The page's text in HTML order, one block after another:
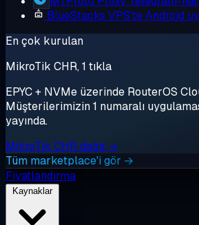
BlueStacks VPS'te Android
En çok kurulan
MikroTik CHR, 1 tıkla
EPYC + NVMe üzerinde RouterOS
Müşterilerimizin 1 numaralı
yayında.
MikroTik CHR dağıt →
Tüm marketplace'i gör →
Fiyatlandırma
Kaynaklar